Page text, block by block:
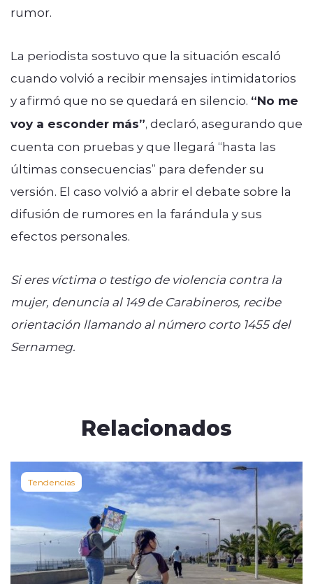
rumor.
La periodista sostuvo que la situación escaló
cuando volvió a recibir mensajes intimidatorios
y afirmó que no se quedará en silencio. “No me
voy a esconder más”, declaró, asegurando que
cuenta con pruebas y que llegará “hasta las
últimas consecuencias” para defender su
versión. El caso volvió a abrir el debate sobre la
difusión de rumores en la farándula y sus
efectos personales.
Si eres víctima o testigo de violencia contra la
mujer, denuncia al 149 de Carabineros, recibe
orientación llamando al número corto 1455 del
Sernameg.
Relacionados
Tendencias